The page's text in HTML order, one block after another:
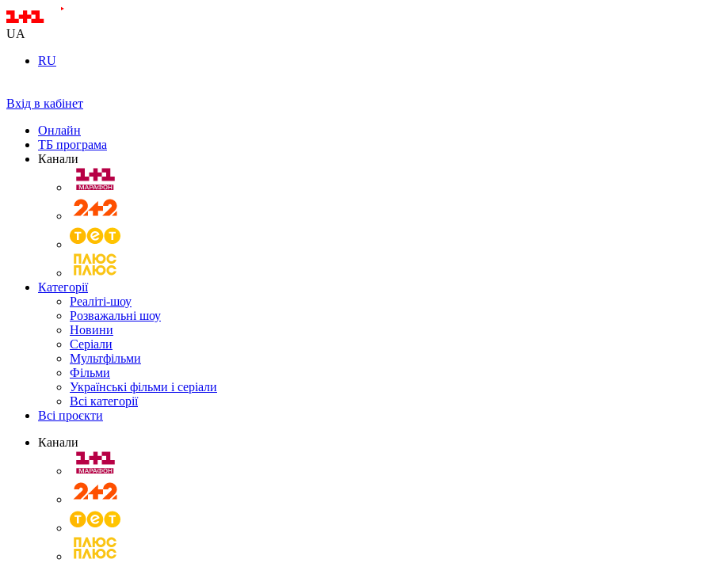
UA
RU
Вхід в кабінет
Онлайн
ТБ програма
Канали
Категорії
Реаліті-шоу
Розважальні шоу
Новини
Серіали
Мультфільми
Фільми
Українські фільми і серіали
Всі категорії
Всі проєкти
Канали